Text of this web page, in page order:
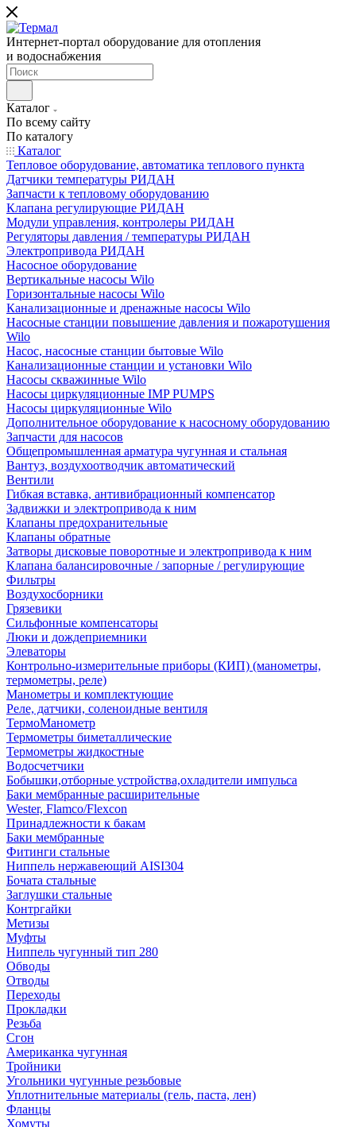
Интернет-портал оборудование для отопления
и водоснабжения
Каталог
По всему сайту
По каталогу
Каталог
Тепловое оборудование, автоматика теплового пункта
Датчики температуры РИДАН
Запчасти к тепловому оборудованию
Клапана регулирующие РИДАН
Модули управления, контролеры РИДАН
Регуляторы давления / температуры РИДАН
Электропривода РИДАН
Насосное оборудование
Вертикальные насосы Wilo
Горизонтальные насосы Wilo
Канализационные и дренажные насосы Wilo
Насосные станции повышение давления и пожаротушения
Wilo
Насос, насосные станции бытовые Wilo
Канализационные станции и установки Wilo
Насосы скважинные Wilo
Насосы циркуляционные IMP PUMPS
Насосы циркуляционные Wilo
Дополнительное оборудование к насосному оборудованию
Запчасти для насосов
Общепромышленная арматура чугунная и стальная
Вантуз, воздухоотводчик автоматический
Вентили
Гибкая вставка, антивибрационный компенсатор
Задвижки и электропривода к ним
Клапаны предохранительные
Клапаны обратные
Затворы дисковые поворотные и электропривода к ним
Клапана балансировочные / запорные / регулирующие
Фильтры
Воздухосборники
Грязевики
Сильфонные компенсаторы
Люки и дождеприемники
Элеваторы
Контрольно-измерительные приборы (КИП) (манометры,
термометры, реле)
Манометры и комплектующие
Реле, датчики, соленоидные вентиля
ТермоМанометр
Термометры биметаллические
Термометры жидкостные
Водосчетчики
Бобышки,отборные устройства,охладители импульса
Баки мембранные расширительные
Wester, Flamco/Flexcon
Принадлежности к бакам
Баки мембранные
Фитинги стальные
Ниппель нержавеющий AISI304
Бочата стальные
Заглушки стальные
Контргайки
Метизы
Муфты
Ниппель чугунный тип 280
Обводы
Отводы
Переходы
Прокладки
Резьба
Сгон
Американка чугунная
Тройники
Угольники чугунные резьбовые
Уплотнительные материалы (гель, паста, лен)
Фланцы
Хомуты